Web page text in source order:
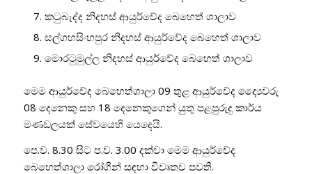
කටුබැද්ද නිදහස් ආයුර්වේද බෙහෙත් ශාලාව
සල්ගහසිංහපුර නිදහස් ආයුර්වේද බෙහෙත් ශාලාව
මොරටුමුල්ල නිදහස් ආයුර්වේද බෙහෙත් ශාලාව
මෙම ආයුර්වේද බෙහෙත්ශාලා 09 තුළ ආයුර්වේද ද්‍යෛවරු
08 දෙනෙකු සහ 18 දෙනෙකුගෙන් යුතු පළපුරුදු කාර්ය
මණඩලයක් සේවයෙහි යෙදෙයි.
පෙ.ව. 8.30 සිට ප.ව. 3.00 දක්වා මෙම ආයුර්වේද
බෙහෙත්ශාලා රෝගීන් සඳහා විවෘතව පවතී.